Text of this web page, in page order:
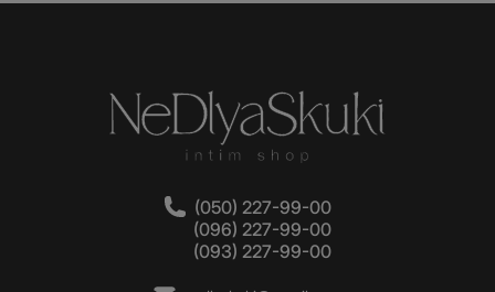
статеві органи легкими круговими рухами і почекати
кілька хвилин, поки компоненти почнуть діяти.
Залежно від виробника, відчуття можуть бути різними
за рівнем виразності – від незначних до максимальних.
До речі, саме у випадку із рідкими вібраторами –
більше – не завжди краще. Для чутливих натур
підійдуть засоби з легкою вібрацією, для «міцніших» - з
(050) 227-99-00
(096) 227-99-00
(093) 227-99-00